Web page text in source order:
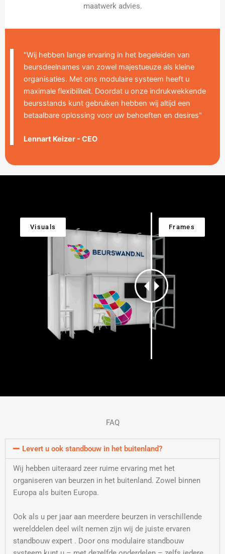
maatwerk advies.
"Wij hebben lange ervaring in het begeleiden van
beursdeelnames van zowel majestueuze als kleine
organisaties. Met ons modulaire systeem heeft u
maximale flexibiliteit. Doordat u onze indrukwekkende
beursstands kunt gebruiken hebben wij altijd een
betaalbare oplossing voor uw behoeften en desires"
Lennart Keizer - CEO
FAQ
Levert u ook standbouw in het buitenland?
Wij hebben uiteraard zeer ruime ervaring met het
organiseren van beurzen in het buitenland. Zowel binnen
Europa als buiten Europa.
Ook als u per jaar aan meerdere beurzen in verschillende
werelddelen deel wilt nemen zijn wij de juiste ervaren
standbouw expert . Door ons modulaire standbouw